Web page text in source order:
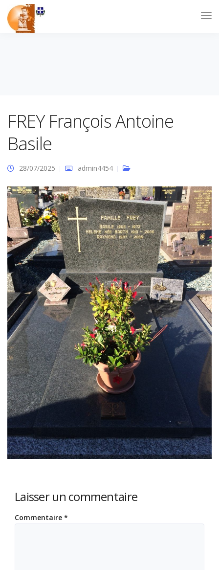
FREY François Antoine
Basile
28/07/2025 admin4454
Laisser un commentaire
Commentaire *